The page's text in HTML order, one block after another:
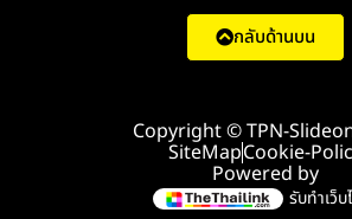
Copyright © TPN-
SiteMapCookie-
Powered by
รับทำเว็บ
กลับด้านบน